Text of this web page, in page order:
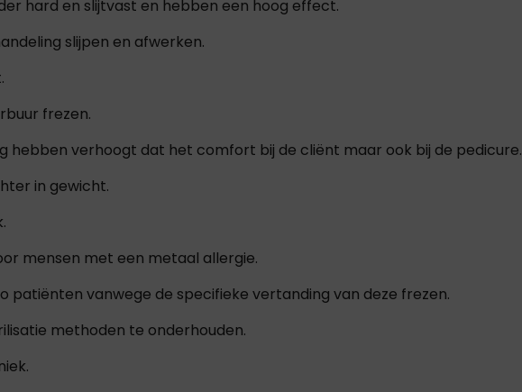
hard en slijtvast en hebben een hoog effect.
slijpen en afwerken.
frezen.
hebben verhoogt dat het comfort bij de cliënt maar ook bij de pedicure.
in gewicht.
mensen met een metaal allergie.
patiënten vanwege de specifieke vertanding van deze frezen.
methoden te onderhouden.